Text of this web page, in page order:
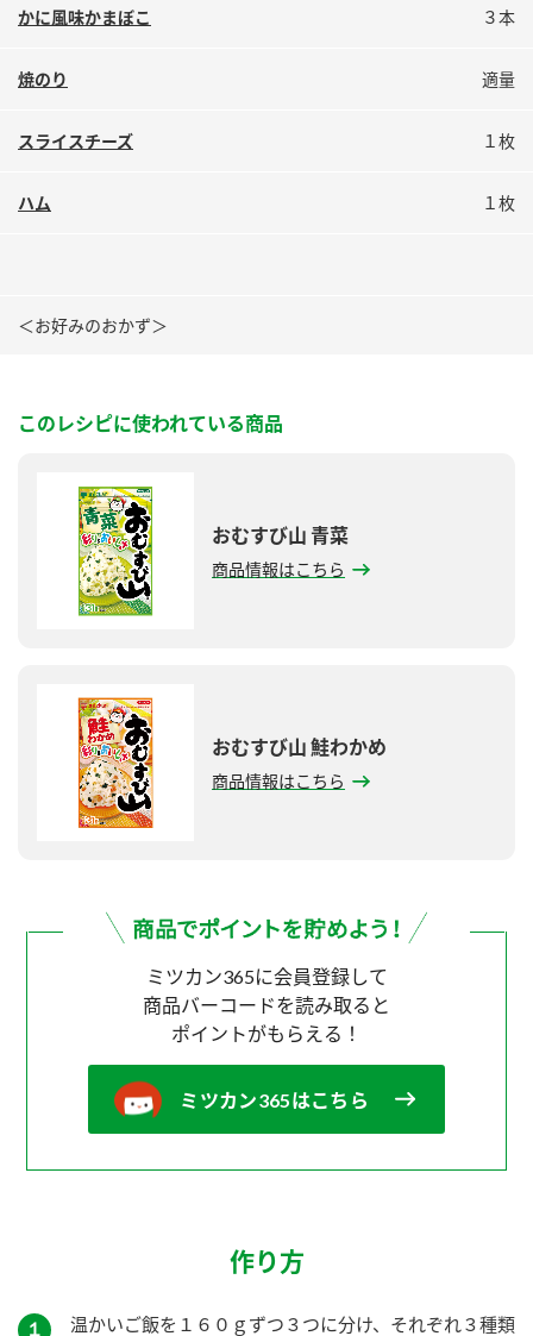
かに風味かまぼこ ３本
焼のり 適量
スライスチーズ １枚
ハム １枚
＜お好みのおかず＞
このレシピに使われている商品
おむすび山 青菜
商品情報はこちら
おむすび山 鮭わかめ
商品情報はこちら
ミツカン365に会員登録して
商品バーコードを読み取ると
ポイントがもらえる！
ミツカン365はこちら
作り方
１ 温かいご飯を１６０ｇずつ３つに分け、それぞれ３種類